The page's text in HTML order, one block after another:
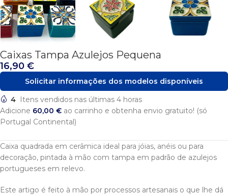
Caixas Tampa Azulejos Pequena
16,90 €
Caixa quadrada em cerâmica ideal para jóias, anéis ou para
decoração, pintada à mão com tampa em padrão de azulejos
portugueses em relevo.
Este artigo é feito à mão por processos artesanais o que lhe dá
Solicitar informações dos modelos disponíveis
4 Itens vendidos nas últimas 4 horas
Adicione 60,00 € ao carrinho e obtenha envio gratuito! (só
Portugal Continental)